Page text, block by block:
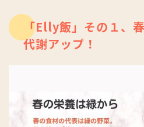
https://www.youtube.com/
dgWhfJ9aNAbQ/
Instagram：
https://www.instagram.com/
「Elly飯」その１、
代謝アップ！